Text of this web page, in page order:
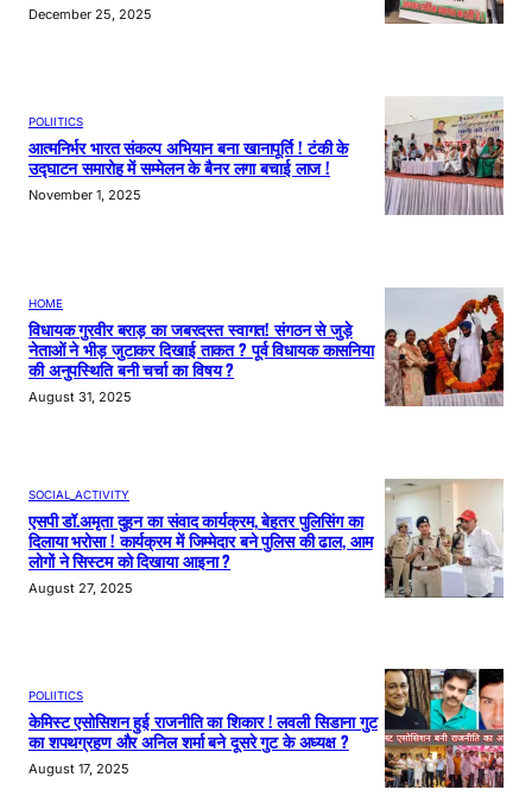
December 25, 2025
POLIITICS
आत्मनिर्भर भारत संकल्प अभियान बना खानापूर्ति ! टंकी के
उद्घाटन समारोह में सम्मेलन के बैनर लगा बचाई लाज !
November 1, 2025
HOME
विधायक गुरवीर बराड़ का जबरदस्त स्वागत! संगठन से जुड़े
नेताओं ने भीड़ जुटाकर दिखाई ताकत ? पूर्व विधायक कासनिया
की अनुपस्थिति बनी चर्चा का विषय ?
August 31, 2025
SOCIAL_ACTIVITY
एसपी डॉ.अमृता दुहन का संवाद कार्यक्रम, बेहतर पुलिसिंग का
दिलाया भरोसा ! कार्यक्रम में जिम्मेदार बने पुलिस की ढाल, आम
लोगों ने सिस्टम को दिखाया आइना ?
August 27, 2025
POLIITICS
केमिस्ट एसोसिशन हुई राजनीति का शिकार ! लवली सिडाना गुट
का शपथग्रहण और अनिल शर्मा बने दूसरे गुट के अध्यक्ष ?
August 17, 2025